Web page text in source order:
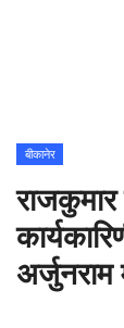
शिक्षा
Rajasthani
देश
बीकानेर
राजकुमार